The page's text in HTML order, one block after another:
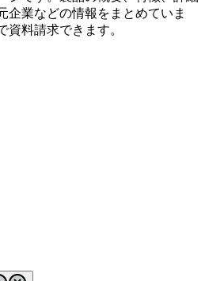
企業などの情報をまとめていま
資料請求できます。